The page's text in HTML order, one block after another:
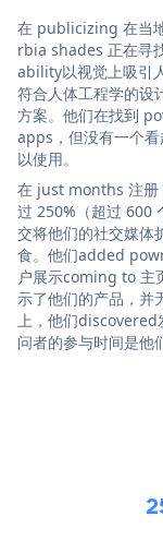
在 publicizing 在当
rbia shades 正在寻
ability以视觉上吸引
符合人体工程学的设
方案。他们在找到
apps，但没有一个
以使用。
在 just months 注册
过 250%（超过 600
交将他们的社交媒体
食。他们added
户展示coming to 主
示了他们的产品，并
上，他们discovered
问者的参与时间是他